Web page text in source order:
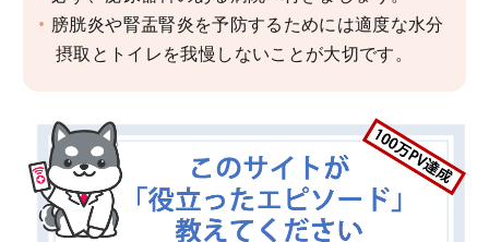
膀胱炎や腎盂腎炎を予防するためには適度な水分
摂取とトイレを我慢しないことが大切です。